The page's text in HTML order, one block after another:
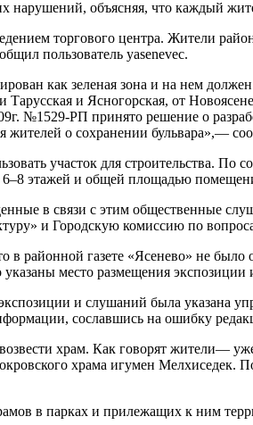
нарушений, объясняя, что каждый
торгового центра. Жители
пользователь yasenevec.
как зеленая зона и на нем
и Ясногорская, от
№1529-РП принято решение о
жителей о сохранении бульвара»,—
участок для строительства.
этажей и общей площадью
в связи с этим общественные
и Городскую комиссию по
в районной газете «Ясенево» не
место размещения
экспозиции и слушаний была
сославшись на ошибку
храм. Как говорят жители—
храма игумен Мелхиседек.
в парках и прилежащих к ним